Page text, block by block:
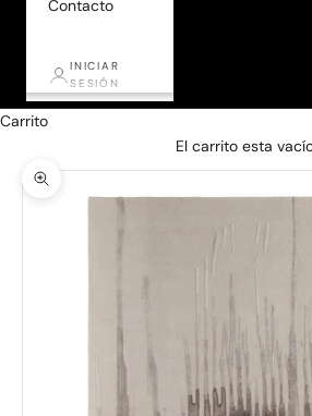
Contacto
INICIAR
SESIÓN
Carrito
El carrito esta
Zoom